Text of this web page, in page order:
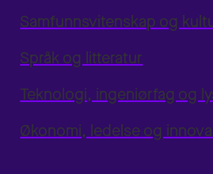
Samfunnsvitenskap og
Språk og litteratur
Teknologi, ingeniørfag og
Økonomi, ledelse og